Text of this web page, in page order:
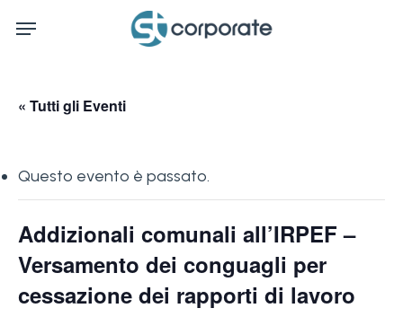
Menu
« Tutti gli Eventi
Questo evento è passato.
Addizionali comunali all’IRPEF –
Versamento dei conguagli per
cessazione dei rapporti di lavoro